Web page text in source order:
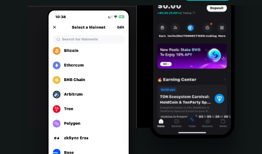
Italiano
Português (Portugal)
Bahasa Indonesia